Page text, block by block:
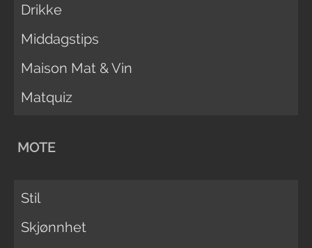
Drikke
Middagstips
Maison Mat & Vin
Matquiz
MOTE
Stil
Skjønnhet